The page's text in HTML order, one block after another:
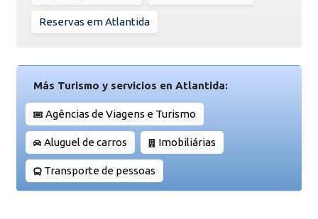
Reservas em Atlantida
Más Turismo y servicios en Atlantida:
Agências de Viagens e Turismo
Aluguel de carros Imobiliárias
Transporte de pessoas